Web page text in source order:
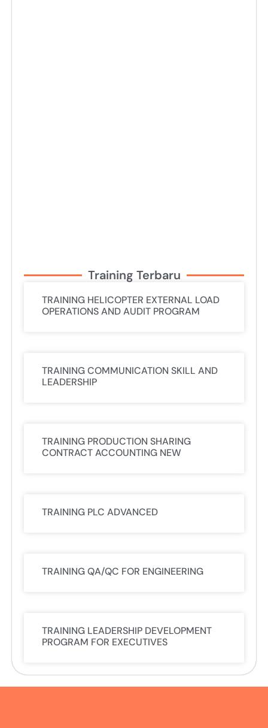
Training Terbaru
TRAINING HELICOPTER EXTERNAL LOAD
OPERATIONS AND AUDIT PROGRAM
TRAINING COMMUNICATION SKILL AND
LEADERSHIP
TRAINING PRODUCTION SHARING
CONTRACT ACCOUNTING NEW
TRAINING PLC ADVANCED
TRAINING QA/QC FOR ENGINEERING
TRAINING LEADERSHIP DEVELOPMENT
PROGRAM FOR EXECUTIVES